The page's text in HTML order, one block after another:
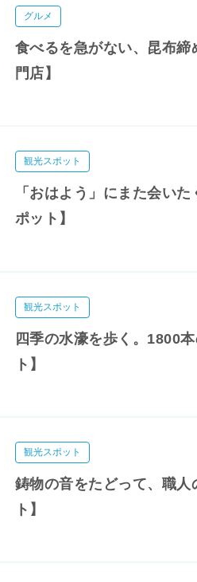
グルメ
食べるを急がない、昆布
門店】
観光スポット
「おはよう」にまた会い
ポット】
観光スポット
四季の水濠を歩く。1800
ト】
観光スポット
鋳物の音をたどって、職
ト】